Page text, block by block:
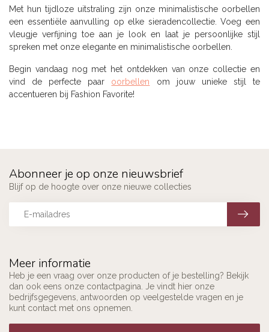
Met hun tijdloze uitstraling zijn onze minimalistische oorbellen
een essentiële aanvulling op elke sieradencollectie. Voeg een
vleugje verfijning toe aan je look en laat je persoonlijke stijl
spreken met onze elegante en minimalistische oorbellen.
Begin vandaag nog met het ontdekken van onze collectie en
vind de perfecte paar oorbellen om jouw unieke stijl te
accentueren bij Fashion Favorite!
Meer informatie
Heb je een vraag over onze producten of je bestelling? Bekijk
dan ook eens onze contactpagina. Je vindt hier onze
bedrijfsgegevens, antwoorden op veelgestelde vragen en je
kunt contact met ons opnemen.
Abonneer je op onze nieuwsbrief
Blijf op de hoogte over onze nieuwe collecties